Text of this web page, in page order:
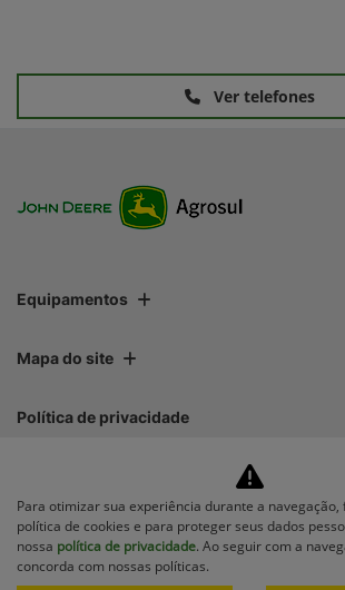
Ver telefones
Equipamentos
Mapa do site
Política de privacidade
AGROSUL MAQUINAS LTDA | AGROSUL
CNPJ: 40.512.337/0001-00
Para otimizar sua experiência durante a navegação,
política de cookies e para proteger seus dados
nossa política de privacidade. Ao seguir com a
concorda com nossas políticas.